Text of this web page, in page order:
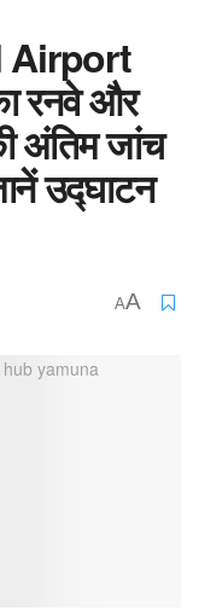
Airport
रनवे और
अंतिम जांच
उद्घाटन
AA